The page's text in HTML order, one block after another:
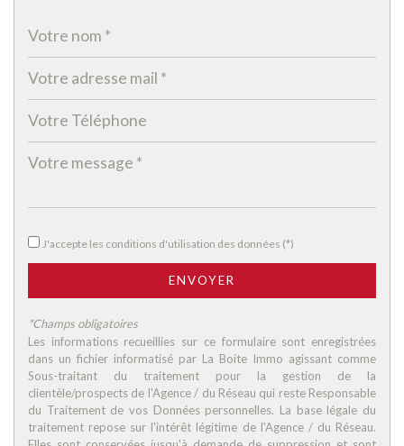
Enseignement supérieur
Lycée
Gare ferroviaire
Bureau de poste
statistiques
Propriétaires (vs. locataires)
Taxe habitation
13,38 %
Taxe foncière
8,37 %
Habitants de moins de 25 ans
28,46 %
Habitants de 25 à 55 ans
37,27 %
J'accepte les conditions d'utilisation des données (*)
ENVOYER
*Champs obligatoires
Les informations recueillies sur ce formulaire sont enregistrées
dans un fichier informatisé par La Boite Immo agissant comme
Sous-traitant du traitement pour la gestion de la
clientèle/prospects de l'Agence / du Réseau qui reste Responsable
du Traitement de vos Données personnelles. La base légale du
traitement repose sur l'intérêt légitime de l'Agence / du Réseau.